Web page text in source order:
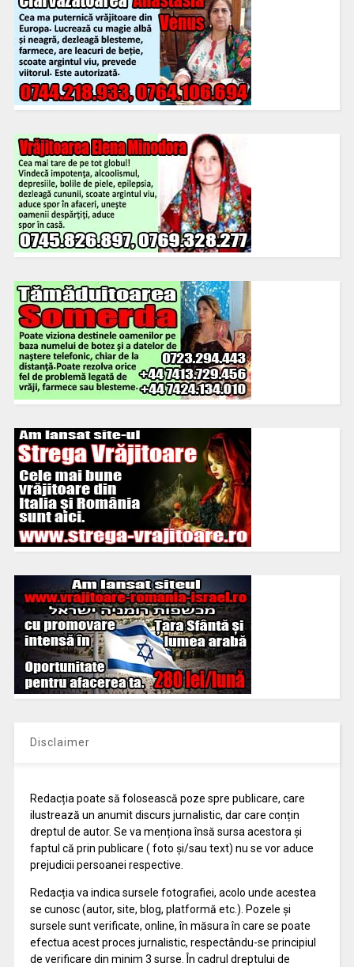
Disclaimer
Redacția poate să folosească poze spre publicare, care
ilustrează un anumit discurs jurnalistic, dar care conțin
dreptul de autor. Se va menționa însă sursa acestora și
faptul că prin publicare ( foto și/sau text) nu se vor aduce
prejudicii persoanei respective.
Redacția va indica sursele fotografiei, acolo unde acestea
se cunosc (autor, site, blog, platformă etc.). Pozele și
sursele sunt verificate, online, în măsura în care se poate
efectua acest proces jurnalistic, respectându-se principiul
de verificare din minim 3 surse. În cadrul dreptului de